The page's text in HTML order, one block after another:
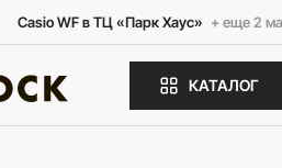
Casio WF в ТЦ «Парк Хаус» + еще 2
КАТАЛОГ